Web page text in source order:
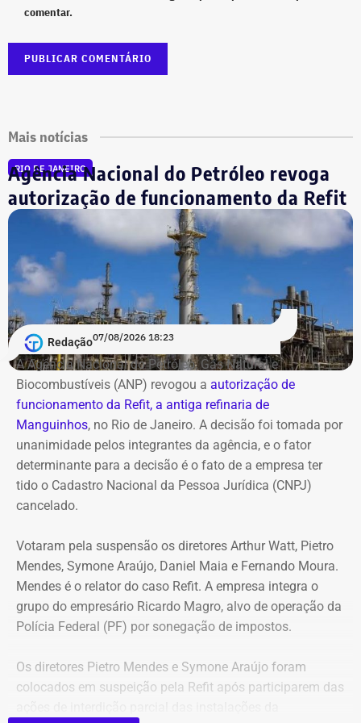
comentar.
Mais notícias
RIO DE JANEIRO
Agência Nacional do Petróleo revoga
autorização de funcionamento da Refit
Redação07/08/2026 18:23
A Agência Nacional do Petróleo, Gás Natural e
Biocombustíveis (ANP) revogou a autorização de
funcionamento da Refit, a antiga refinaria de
Manguinhos, no Rio de Janeiro. A decisão foi tomada por
unanimidade pelos integrantes da agência, e o fator
determinante para a decisão é o fato de a empresa ter
tido o Cadastro Nacional da Pessoa Jurídica (CNPJ)
cancelado.
Votaram pela suspensão os diretores Arthur Watt, Pietro
Mendes, Symone Araújo, Daniel Maia e Fernando Moura.
Mendes é o relator do caso Refit. A empresa integra o
grupo do empresário Ricardo Magro, alvo de operação da
Polícia Federal (PF) por sonegação de impostos.
Os diretores Pietro Mendes e Symone Araújo foram
colocados em suspeição pela Refit após participarem das